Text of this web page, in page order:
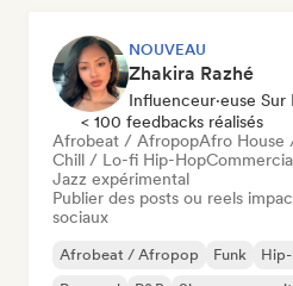
NOUVEAU
Zhakira Razhé
Influenceur·euse Sur
< 100 feedbacks réalisés
Afrobeat / AfropopAfro House
Chill / Lo-fi Hip-Hop
Jazz expérimental
Publier des posts ou reels
sociaux
Afrobeat / Afropop Funk